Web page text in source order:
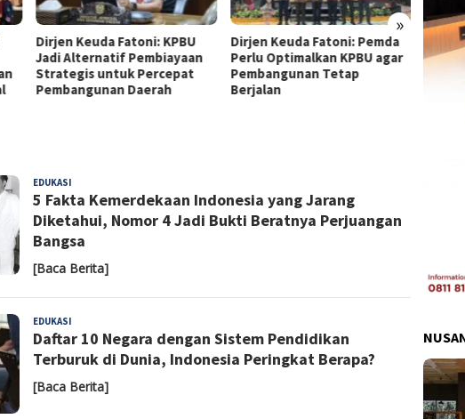
»
Dirjen Keuda Fatoni: KPBU
Jadi Alternatif Pembiayaan
Strategis untuk Percepat
Pembangunan Daerah
Dirjen Keuda Fatoni: Pemda
Perlu Optimalkan KPBU agar
Pembangunan Tetap
Berjalan
Dirjen
EDUKASI
5 Fakta Kemerdekaan Indonesia yang Jarang
Diketahui, Nomor 4 Jadi Bukti Beratnya Perjuangan
Bangsa
[Baca Berita]
EDUKASI
Noviyanti
Daftar 10 Negara dengan Sistem Pendidikan
Terburuk di Dunia, Indonesia Peringkat Berapa?
[Baca Berita]